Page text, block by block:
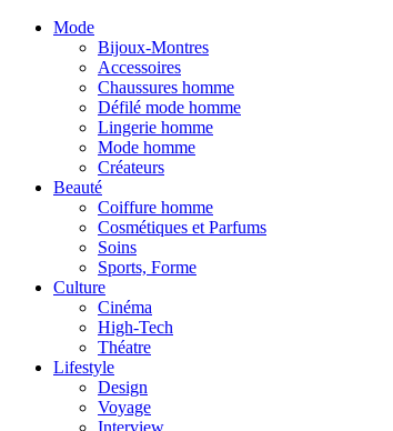
Mode
Bijoux-Montres
Accessoires
Chaussures homme
Défilé mode homme
Lingerie homme
Mode homme
Créateurs
Beauté
Coiffure homme
Cosmétiques et Parfums
Soins
Sports, Forme
Culture
Cinéma
High-Tech
Théatre
Lifestyle
Design
Voyage
Interview